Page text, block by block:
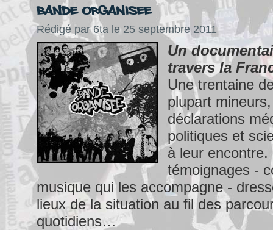
Bande Organisee
Rédigé par 6ta le 25 septembre 2011
Un
travers la
Une trentaine
plupart
déclarations
politiques et
à leur encontre.
témoignages -
musique qui les accompagne -
lieux de la situation au fil des
quotidiens…